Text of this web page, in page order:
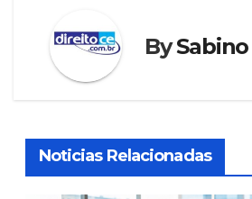
By
Noticias Relacionadas